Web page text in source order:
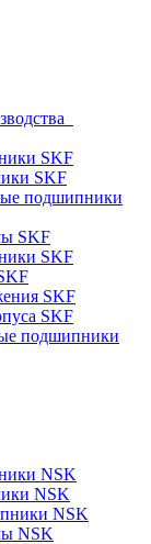
SKF
SKF
подшипники
SKF
SKF
SKF
SKF
подшипники
NSK
NSK
NSK
NSK